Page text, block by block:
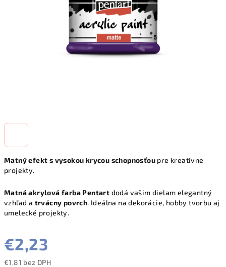
Matný efekt s vysokou krycou schopnosťou pre kreatívne
projekty.
Matná akrylová farba Pentart dodá vašim dielam elegantný
vzhľad a trvácny povrch. Ideálna na dekorácie, hobby tvorbu aj
umelecké projekty.
€2,23
€1,81 bez DPH